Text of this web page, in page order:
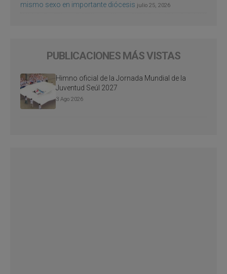
mismo sexo en importante diócesis julio 25, 2026
PUBLICACIONES MÁS VISTAS
Himno oficial de la Jornada Mundial de la
Juventud Seúl 2027
3 Ago 2026